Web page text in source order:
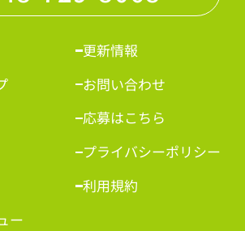
ー
更新情報
お問い合わせ
応募はこちら
プライバシーポリシー
利用規約